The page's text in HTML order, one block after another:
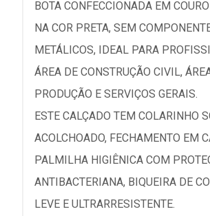
BOTA CONFECCIONADA EM
NA COR PRETA, SEM
METÁLICOS, IDEAL PARA
ÁREA DE CONSTRUÇÃO CIVIL,
PRODUÇÃO E SERVIÇOS GERAIS.
ESTE CALÇADO TEM COLARINHO
ACOLCHOADO, FECHAMENTO EM
PALMILHA HIGIÊNICA COM
ANTIBACTERIANA, BIQUEIRA DE
LEVE E ULTRARRESISTENTE.